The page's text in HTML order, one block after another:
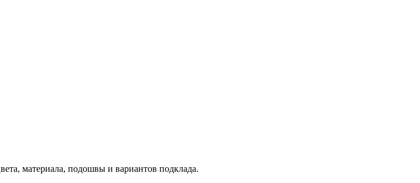
материала, подошвы и вариантов подклада.